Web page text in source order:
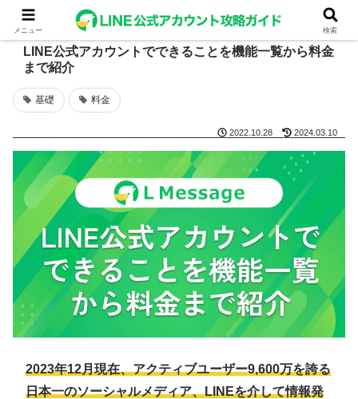
LINE公式アカウントでできることを機能一覧から料金
まで紹介
基礎 料金
2022.10.28 2024.03.10
2023年12月現在、アクティブユーザー9,600万を誇る
日本一のソーシャルメディア、LINEを介して情報発
メニュー 検索